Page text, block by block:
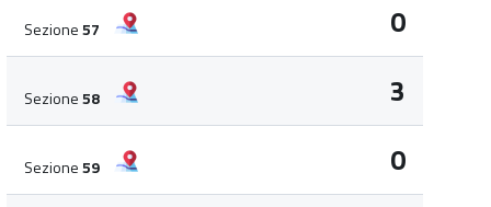
Sezione57 0
Sezione58 3
Sezione59 0